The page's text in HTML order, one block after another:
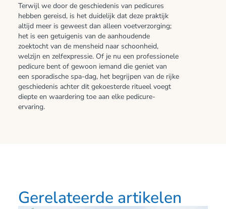
Terwijl we door de geschiedenis van pedicures
hebben gereisd, is het duidelijk dat deze praktijk
altijd meer is geweest dan alleen voetverzorging;
het is een getuigenis van de aanhoudende
zoektocht van de mensheid naar schoonheid,
welzijn en zelfexpressie. Of je nu een professionele
pedicure bent of gewoon iemand die geniet van
een sporadische spa-dag, het begrijpen van de rijke
geschiedenis achter dit gekoesterde ritueel voegt
diepte en waardering toe aan elke pedicure-
ervaring.
Gerelateerde artikelen